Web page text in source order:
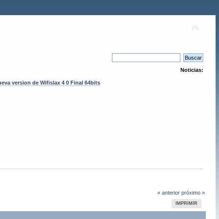
Noticias:
version de Wifislax 4 0 Final 64bits
« anterior próximo »
IMPRIMIR